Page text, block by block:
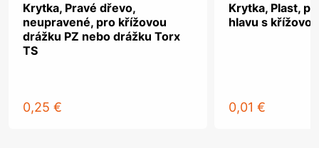
Krytka, Pravé dřevo,
neupravené, pro křížovou
drážku PZ nebo drážku Torx
TS
0,25 €
Krytka, Plast,
hlavu s
0,01 €